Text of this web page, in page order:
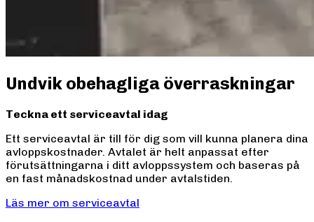
Undvik obehagliga överraskningar
Teckna ett serviceavtal idag
Ett serviceavtal är till för dig som vill kunna planera dina
avloppskostnader. Avtalet är helt anpassat efter
förutsättningarna i ditt avloppssystem och baseras på
en fast månadskostnad under avtalstiden.
Läs mer om serviceavtal